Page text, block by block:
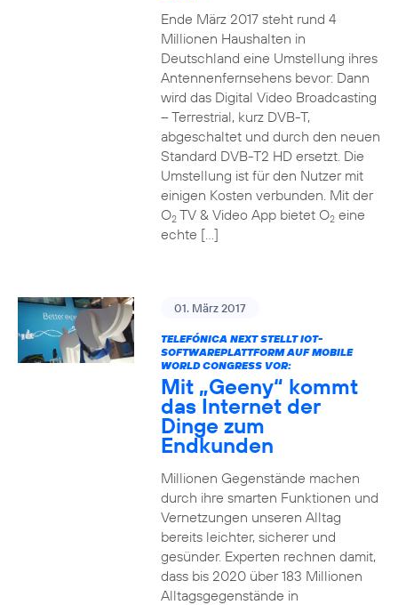
Ende März 2017 steht rund 4
Millionen Haushalten in
Deutschland eine Umstellung ihres
Antennenfernsehens bevor: Dann
wird das Digital Video Broadcasting
– Terrestrial, kurz DVB-T,
abgeschaltet und durch den neuen
Standard DVB-T2 HD ersetzt. Die
Umstellung ist für den Nutzer mit
einigen Kosten verbunden. Mit der
O2TV & Video App bietet O2eine
echte […]
01. März 2017
TELEFÓNICA NEXT STELLT IOT-
SOFTWAREPLATTFORM AUF MOBILE
WORLD CONGRESS VOR:
Mit „Geeny“ kommt
das Internet der
Dinge zum
Endkunden
Millionen Gegenstände machen
durch ihre smarten Funktionen und
Vernetzungen unseren Alltag
bereits leichter, sicherer und
gesünder. Experten rechnen damit,
dass bis 2020 über 183 Millionen
Alltagsgegenstände in